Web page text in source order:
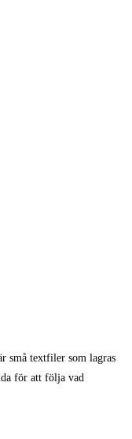
små textfiler som lagras
för att följa vad